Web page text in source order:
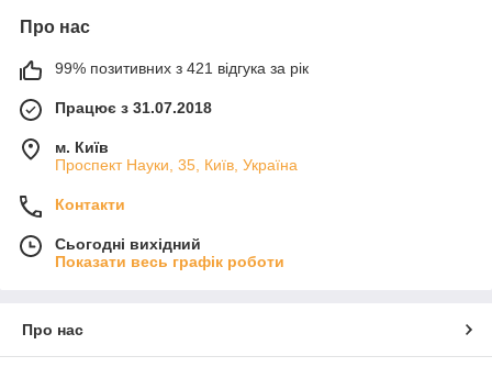
Про нас
99% позитивних з 421 відгука за рік
Працює з 31.07.2018
м. Київ
Проспект Науки, 35, Київ, Україна
Контакти
Сьогодні вихідний
Показати весь графік роботи
Про нас